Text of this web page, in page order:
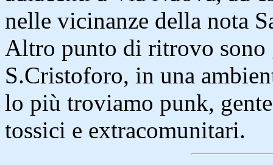
nelle vicinanze della nota
Altro punto di ritrovo sono
S.Cristoforo, in una
lo più troviamo punk,
tossici e extracomunitari.